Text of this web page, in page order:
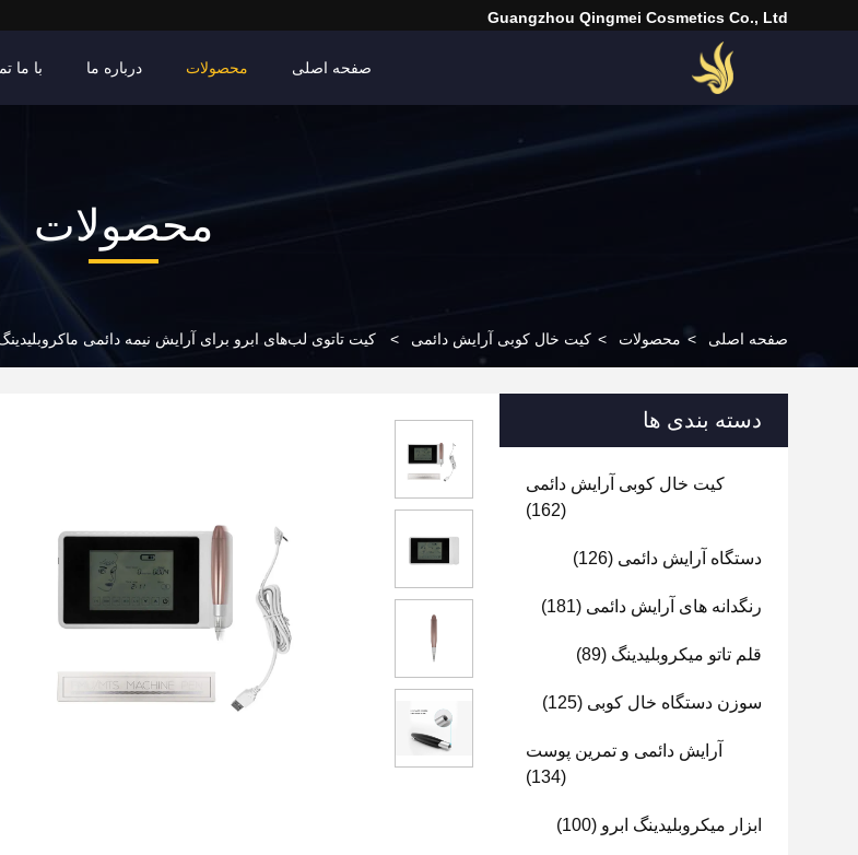
Guangzhou Qingmei Cosmetics Co., Ltd
صفحه اصلی محصولات درباره ما با ما
محصولات
صفحه اصلی > محصولات > کیت خال کوبی آرایش دائمی > کیت تاتوی لب‌های ابرو برای آرایش نیمه دائمی
دسته بندی ها
کیت خال کوبی آرایش دائمی
(162)
دستگاه آرایش دائمی (126)
رنگدانه های آرایش دائمی (181)
قلم تاتو میکروبلیدینگ (89)
سوزن دستگاه خال کوبی (125)
آرایش دائمی و تمرین پوست
(134)
ابزار میکروبلیدینگ ابرو (100)